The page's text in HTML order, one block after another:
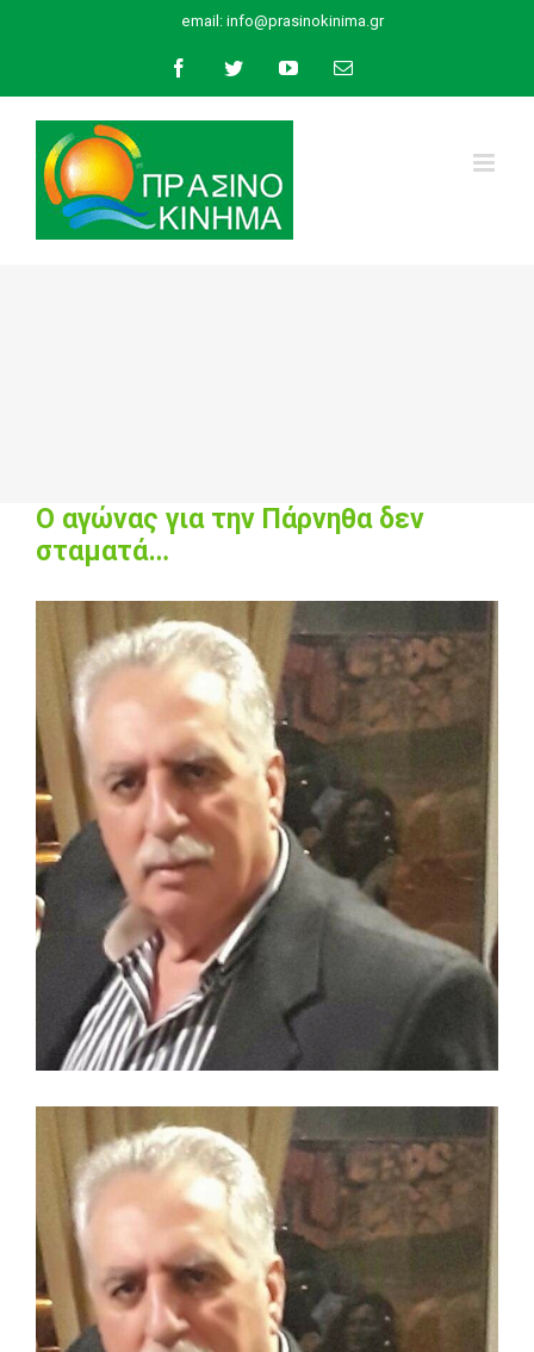
content
email: info@prasinokinima.gr
FacebookTwitterYouTubeEmail
Ο αγώνας για την Πάρνηθα δεν
σταματά…
Larger
Image